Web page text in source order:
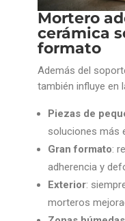
Mortero
cerámica
formato
Además del
también influye en
Piezas de
soluciones más
Gran formato:
adherencia y
Exterior:
morteros